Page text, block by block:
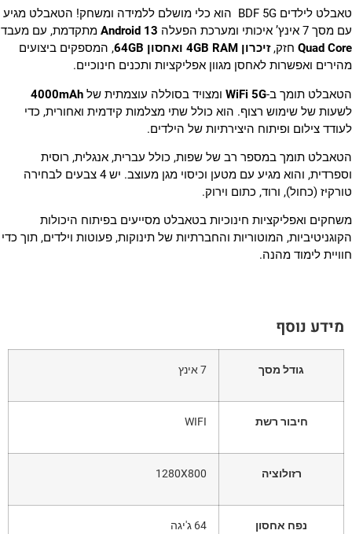
טאבלט לילדים BDF 5G הוא כלי מושלם ללמידה ומשחק! הטאבלט מגיע
עם מסך 7 אינץ’ איכותי ומערכת הפעלה
Android 13מתקדמת, עם מעבד
Quad Coreחזק, זיכרון 4GB RAM ואחסון 64GB
, המספקים ביצועים
מהירים ואפשרות לאחסן מגוון אפליקציות ותכנים חינוכיים.
הטאבלט תומך ב-WiFi 5Gומצויד בסוללה עוצמתית של 4000mAh
לשעות של שימוש רצוף. הוא כולל שתי מצלמות קידמית ואחורית, כדי
לעודד צילום ופיתוח היצירתיות של הילדים.
הטאבלט תומך במספר רב של שפות, כולל עברית, אנגלית, רוסית
וספרדית, והוא מגיע עם מטען וכיסוי מגן מעוצב. יש 4 צבעים לבחירה
טורקיז (כחול), ורוד, כתום וירוק.
משחקים ואפליקציות חינוכיות בטאבלט מסייעים בפיתוח היכולות
הקוגניטיביות, המוטוריות והחברתיות של תינוקות, פעוטות וילדים, תוך כדי
חוויית לימוד מהנה.
מידע נוסף
גודל מסך 7 אינץ
חיבור רשת WIFI
רזולוציה 1280X800
נפח אחסון 64 ג'יגה